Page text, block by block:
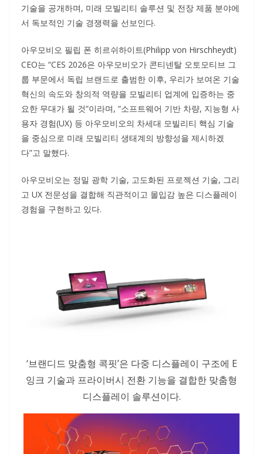
기술을 공개하며, 미래 모빌리티 솔루션 및 전장 제품 분야에
서 독보적인 기술 경쟁력을 선보인다.
아우모비오 필립 폰 히르쉬하이트(Philipp von Hirschheydt)
CEO는 “CES 2026은 아우모비오가 콘티넨탈 오토모티브 그
룹 부문에서 독립 브랜드로 출범한 이후, 우리가 보여온 기술
혁신의 속도와 창의적 역량을 모빌리티 업계에 입증하는 중
요한 무대가 될 것”이라며, “소프트웨어 기반 차량, 지능형 사
용자 경험(UX) 등 아우모비오의 차세대 모빌리티 핵심 기술
을 중심으로 미래 모빌리티 생태계의 방향성을 제시하겠
다”고 말했다.
아우모비오는 정밀 광학 기술, 고도화된 프로젝션 기술, 그리
고 UX 전문성을 결합해 직관적이고 몰입감 높은 디스플레이
경험을 구현하고 있다.
‘브랜디드 맞춤형 콕핏’은 다중 디스플레이 구조에 E
잉크 기술과 프라이버시 전환 기능을 결합한 맞춤형
디스플레이 솔루션이다.